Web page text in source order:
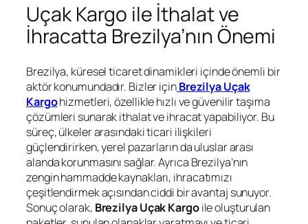
Uçak Kargo ile İthalat ve
İhracatta Brezilya’nın Önemi
Brezilya, küresel ticaret dinamikleri içinde önemli bir
aktör konumundadır. Bizler içinBrezilya Uçak
Kargohizmetleri, özellikle hızlı ve güvenilir taşıma
çözümleri sunarak ithalat ve ihracat yapabiliyor. Bu
süreç, ülkeler arasındaki ticari ilişkileri
güçlendirirken, yerel pazarların da uluslar arası
alanda korunmasını sağlar. Ayrıca Brezilya’nın
zengin hammadde kaynakları, ihracatımızı
çeşitlendirmek açısından ciddi bir avantaj sunuyor.
Sonuç olarak, Brezilya Uçak Kargoile oluşturulan